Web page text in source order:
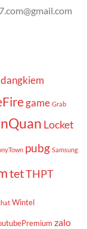
dangkiem
game Grab
Locket
pubg Samsung
tetTHPT
Wintel
zalo